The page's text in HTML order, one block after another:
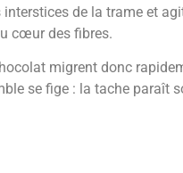
interstices de la trame et
cœur des fibres.
migrent donc
se fige : la tache paraît